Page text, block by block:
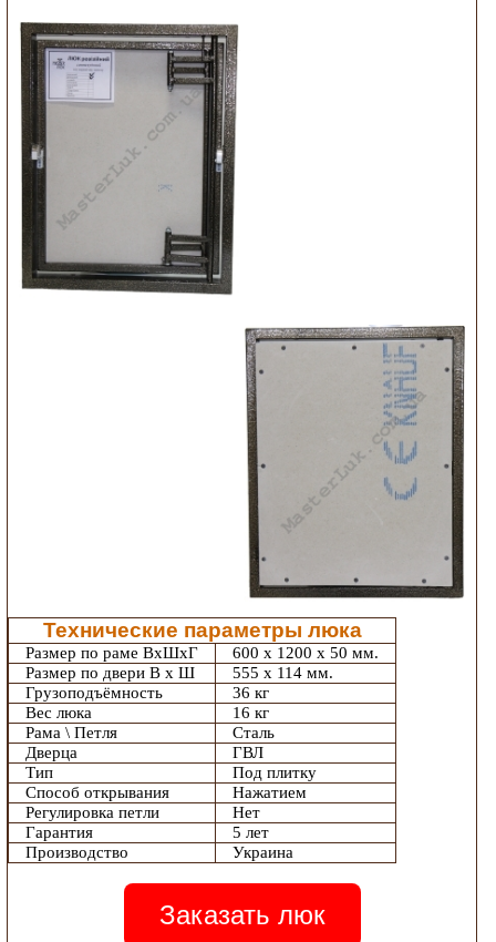
Технические параметры люка
Размер по раме ВхШхГ
600 х 1200 х 50 мм.
Размер по двери В х Ш
555 х 114 мм.
Грузоподъёмность
36 кг
Вес люка
16 кг
Рама \ Петля
Сталь
Дверца
ГВЛ
Тип
Под плитку
Способ открывания
Нажатием
Регулировка петли
Нет
Гарантия
5 лет
Производство
Украина
Заказать люк